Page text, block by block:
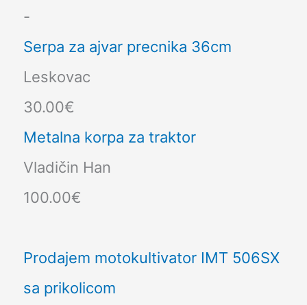
-
Serpa za ajvar precnika 36cm
Leskovac
30.00€
Metalna korpa za traktor
Vladičin Han
100.00€
Prodajem motokultivator IMT 506SX
sa prikolicom